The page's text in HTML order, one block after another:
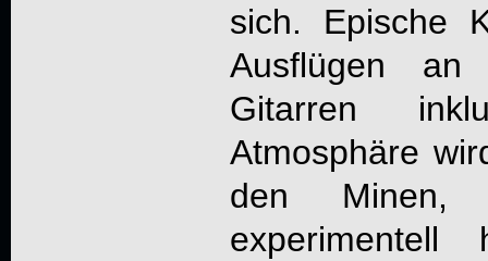
sich. Epische
Ausflügen
Gitarren
Atmosphäre
den Minen,
experimentell